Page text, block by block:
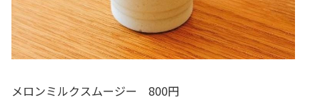
メロンミルクスムージー 800円